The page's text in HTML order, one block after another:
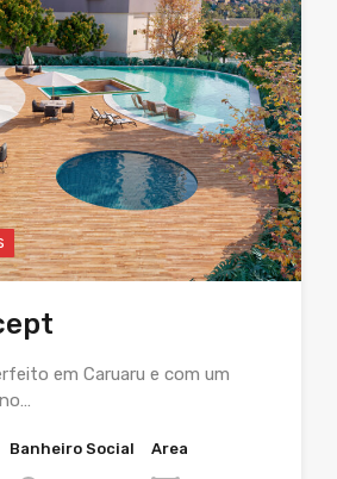
em Caruaru e com um
Banheiro Social Area